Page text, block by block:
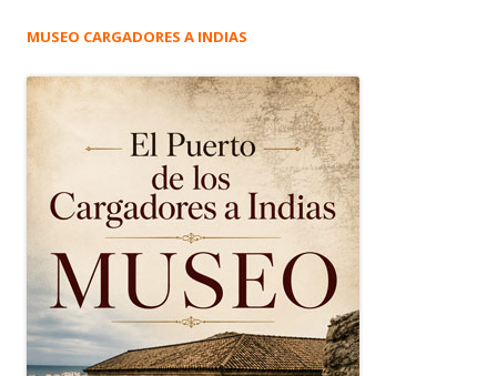
MUSEO CARGADORES A INDIAS